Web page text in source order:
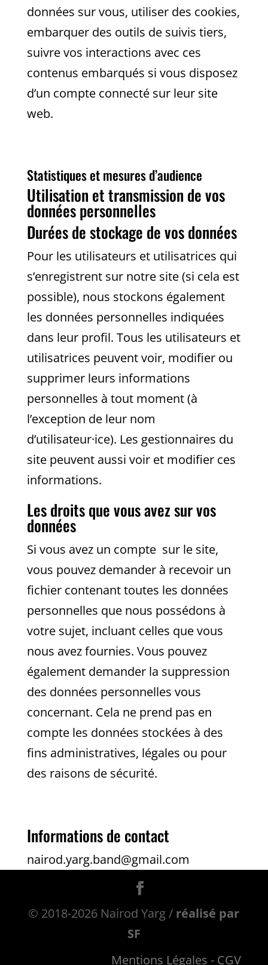
données sur vous, utiliser des cookies,
embarquer des outils de suivis tiers,
suivre vos interactions avec ces
contenus embarqués si vous disposez
d’un compte connecté sur leur site
web.
Statistiques et mesures d’audience
Utilisation et transmission de vos
données personnelles
Durées de stockage de vos données
Pour les utilisateurs et utilisatrices qui
s’enregistrent sur notre site (si cela est
possible), nous stockons également
les données personnelles indiquées
dans leur profil. Tous les utilisateurs et
utilisatrices peuvent voir, modifier ou
supprimer leurs informations
personnelles à tout moment (à
l’exception de leur nom
d’utilisateur·ice). Les gestionnaires du
site peuvent aussi voir et modifier ces
informations.
Les droits que vous avez sur vos
données
Si vous avez un compte sur le site,
vous pouvez demander à recevoir un
fichier contenant toutes les données
personnelles que nous possédons à
votre sujet, incluant celles que vous
nous avez fournies. Vous pouvez
également demander la suppression
des données personnelles vous
concernant. Cela ne prend pas en
compte les données stockées à des
fins administratives, légales ou pour
des raisons de sécurité.
Informations de contact
nairod.yarg.band@gmail.com
© 2018-2026 Nairod Yarg / réalisé par
SF
Mentions Légales - CGV